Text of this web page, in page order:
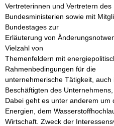
Vertreterinnen und Vertretern
Bundesministerien sowie mit
Bundestages zur
Erläuterung von
Vielzahl von
Themenfeldern mit
Rahmenbedingungen für die
unternehmerische Tätigkeit,
Beschäftigten des
Dabei geht es unter anderem um
Energien, dem
Wirtschaft. Zweck der